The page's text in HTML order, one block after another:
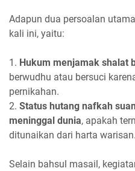
Adapun dua persoalan
kali ini, yaitu:
1. Hukum menjamak shalat
berwudhu atau bersuci
pernikahan.
2. Status hutang nafkah
meninggal dunia, apakah
ditunaikan dari harta warisan.
Selain bahsul masail,